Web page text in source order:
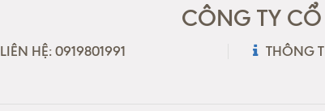
CÔNG TY
LIÊN HỆ: 0919801991 THÔNG